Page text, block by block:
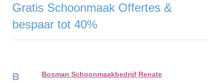
Gratis Schoonmaak Offertes &
bespaar tot 40%
B Bosman Schoonmaakbedrijf Renate